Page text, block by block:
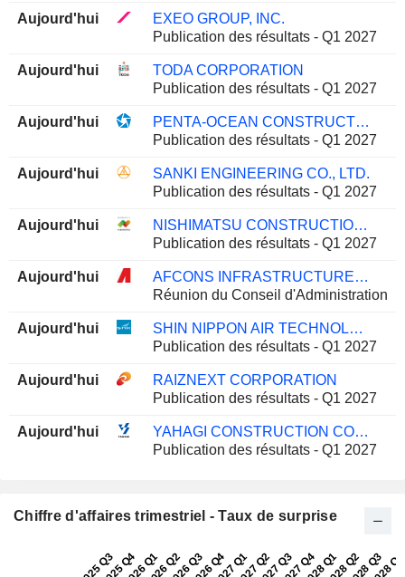
Aujourd'hui
EXEO GROUP, INC.
Publication des résultats - Q1 2027
Aujourd'hui
TODA CORPORATION
Publication des résultats - Q1 2027
Aujourd'hui
PENTA-OCEAN CONSTRUCTION CO., LTD.
Publication des résultats - Q1 2027
Aujourd'hui
SANKI ENGINEERING CO., LTD.
Publication des résultats - Q1 2027
Aujourd'hui
NISHIMATSU CONSTRUCTION CO., LTD.
Publication des résultats - Q1 2027
Aujourd'hui
AFCONS INFRASTRUCTURE LIMITED
Réunion du Conseil d'Administration
Aujourd'hui
SHIN NIPPON AIR TECHNOLOGIES CO., LTD.
Publication des résultats - Q1 2027
Aujourd'hui
RAIZNEXT CORPORATION
Publication des résultats - Q1 2027
Aujourd'hui
YAHAGI CONSTRUCTION CO.,LTD.
Publication des résultats - Q1 2027
Chiffre d'affaires trimestriel - Taux de surprise